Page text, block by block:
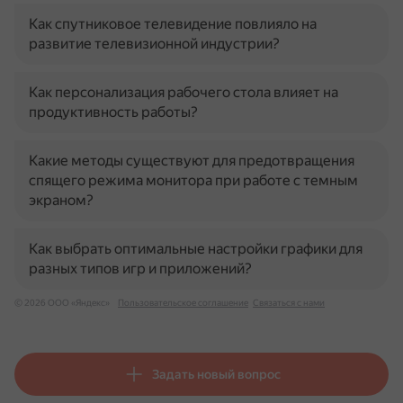
Как спутниковое телевидение повлияло на
развитие телевизионной индустрии?
Как персонализация рабочего стола влияет на
продуктивность работы?
Какие методы существуют для предотвращения
спящего режима монитора при работе с темным
экраном?
Как выбрать оптимальные настройки графики для
разных типов игр и приложений?
© 2026 ООО «Яндекс» Пользовательское соглашение Связаться с нами
Задать новый вопрос